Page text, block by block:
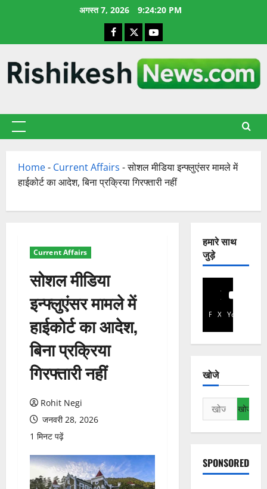
अगस्त 7, 2026 9:24:21 PM
Facebook
X YouTube
प्राथमिक
Home- Current Affairs -सोशल मीडिया इन्फ्लुएंसर मामले में
हाईकोर्ट का आदेश, बिना प्रक्रिया गिरफ्तारी नहीं
Current Affairs
सोशल मीडिया
इन्फ्लुएंसर मामले में
हाईकोर्ट का आदेश,
बिना प्रक्रिया
गिरफ्तारी नहीं
Rohit Negi
जनवरी 28, 2026
1 मिनट पढ़ें
हमारे साथ
जुड़े
Facebook
X YouTube
खोजे
निम्न
को
खोजें:
SPONSORED